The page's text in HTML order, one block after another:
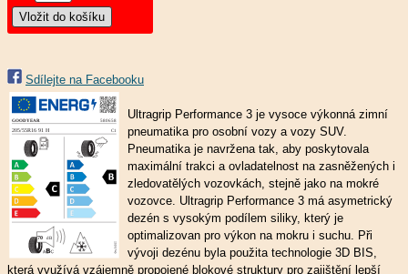
Sdílejte na Facebooku
Ultragrip Performance 3 je vysoce výkonná zimní
pneumatika pro osobní vozy a vozy SUV.
Pneumatika je navržena tak, aby poskytovala
maximální trakci a ovladatelnost na zasněžených i
zledovatělých vozovkách, stejně jako na mokré
vozovce. Ultragrip Performance 3 má asymetrický
dezén s vysokým podílem siliky, který je
optimalizovan pro výkon na mokru i suchu. Při
vývoji dezénu byla použita technologie 3D BIS,
která využívá vzájemně propojené blokové struktury pro zajištění lepší